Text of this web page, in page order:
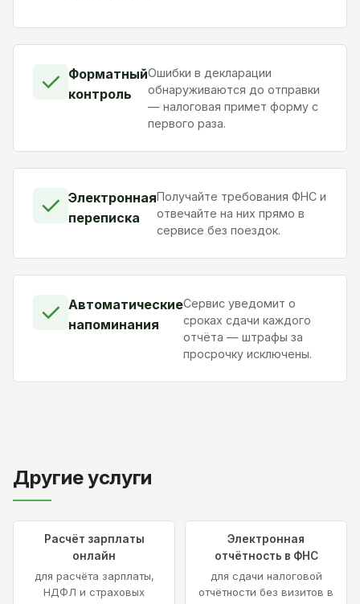
✓ Форматный
контроль
Ошибки в декларации
обнаруживаются до отправки
— налоговая примет форму с
первого раза.
✓ Электронная
переписка
Получайте требования ФНС и
отвечайте на них прямо в
сервисе без поездок.
✓ Автоматические
напоминания
Сервис уведомит о
сроках сдачи каждого
отчёта — штрафы за
просрочку исключены.
Другие услуги
Расчёт зарплаты
онлайн
для расчёта зарплаты,
НДФЛ и страховых
Электронная
отчётность в ФНС
для сдачи налоговой
отчётности без визитов в